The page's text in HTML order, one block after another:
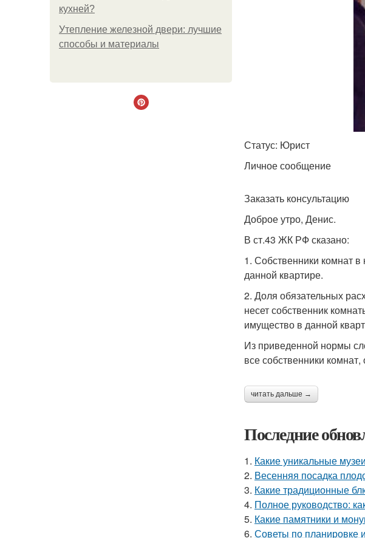
кухней?
Утепление железной двери: лучшие
способы и материалы
Статус: Юрист
Личное сообщение
Заказать консультацию
Доброе утро, Денис.
В ст.43 ЖК РФ сказано:
1. Собственники комнат
данной квартире.
2. Доля обязательных
несет собственник
имущество в данной
Из приведенной нормы
все собственники
читать дальше →
Последние
1. Какие уникальные
2. Весенняя посадка
3. Какие традиционные
4. Полное руководство:
5. Какие памятники и
6. Советы по планировке